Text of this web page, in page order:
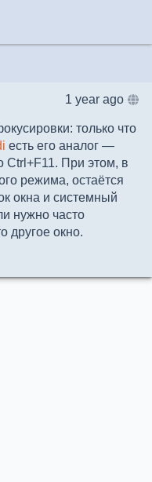
1 year ago
только что
есть его аналог —
Ctrl+F11. При этом, в
режима, остаётся
окна и системный
нужно часто
другое окно.